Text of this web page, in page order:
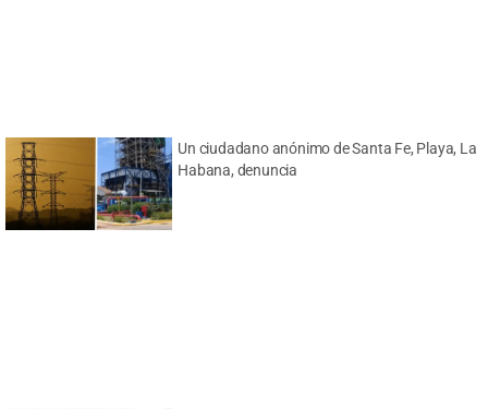
Un ciudadano anónimo de Santa Fe, Playa, La
Habana, denuncia